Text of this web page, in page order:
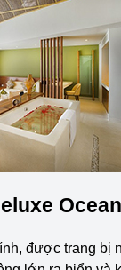
được trang bị